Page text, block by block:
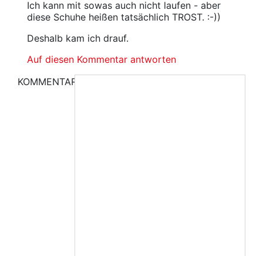
Ich kann mit sowas auch nicht laufen - aber
diese Schuhe heißen tatsächlich TROST. :-))
Deshalb kam ich drauf.
Auf diesen Kommentar antworten
KOMMENTAR